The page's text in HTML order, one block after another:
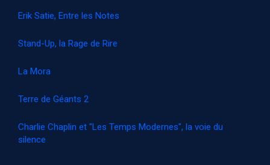
Erik Satie, Entre les Notes
Stand-Up, la Rage de Rire
La Mora
Terre de Géants 2
Charlie Chaplin et "Les Temps Modernes", la voie du
silence